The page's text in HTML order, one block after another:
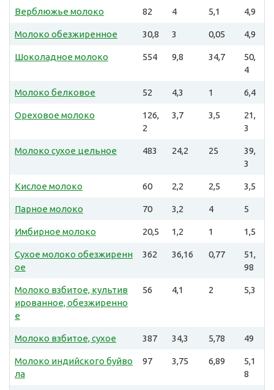
Верблюжье молоко 82 4 5,1 4,9
Молоко обезжиренное 30,8 3 0,05 4,9
Шоколадное молоко 554 9,8 34,7
50,
4
Молоко белковое 52 4,3 1 6,4
Ореховое молоко
126,
2
3,7 3,5
21,
3
Молоко сухое цельное 483 24,2 25
39,
3
Кислое молоко 60 2,2 2,5 3,5
Парное молоко 70 3,2 4 5
Имбирное молоко 20,5 1,2 1 1,5
Сухое молоко обезжиренн
ое
362 36,16 0,77
51,
98
Молоко взбитое, культив
ированное, обезжиренно
е
56 4,1 2 5,3
Молоко взбитое, сухое 387 34,3 5,78 49
Молоко индийского буйво
ла
97 3,75 6,89
5,1
8